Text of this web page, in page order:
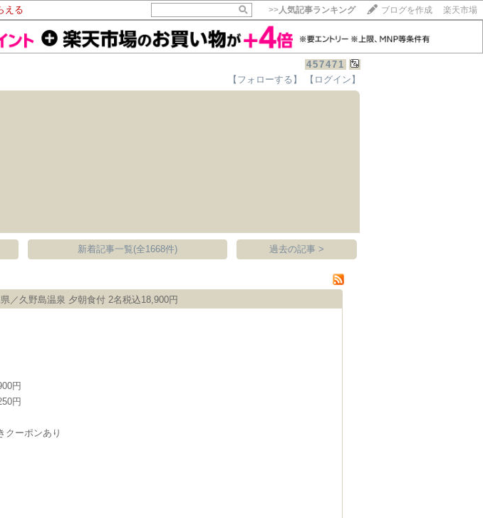
える >>人気記事ランキング ブログを作成 楽天市場
457471
【フォローする】 【ログイン】
新着記事一覧(全1668件) 過去の記事 >
／久野島温泉 夕朝食付 2名税込18,900円
円
円
クーポンあり